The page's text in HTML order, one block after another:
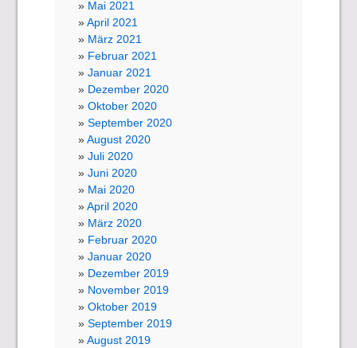
Mai 2021
April 2021
März 2021
Februar 2021
Januar 2021
Dezember 2020
Oktober 2020
September 2020
August 2020
Juli 2020
Juni 2020
Mai 2020
April 2020
März 2020
Februar 2020
Januar 2020
Dezember 2019
November 2019
Oktober 2019
September 2019
August 2019